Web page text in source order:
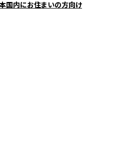
国内にお住まいの方向け